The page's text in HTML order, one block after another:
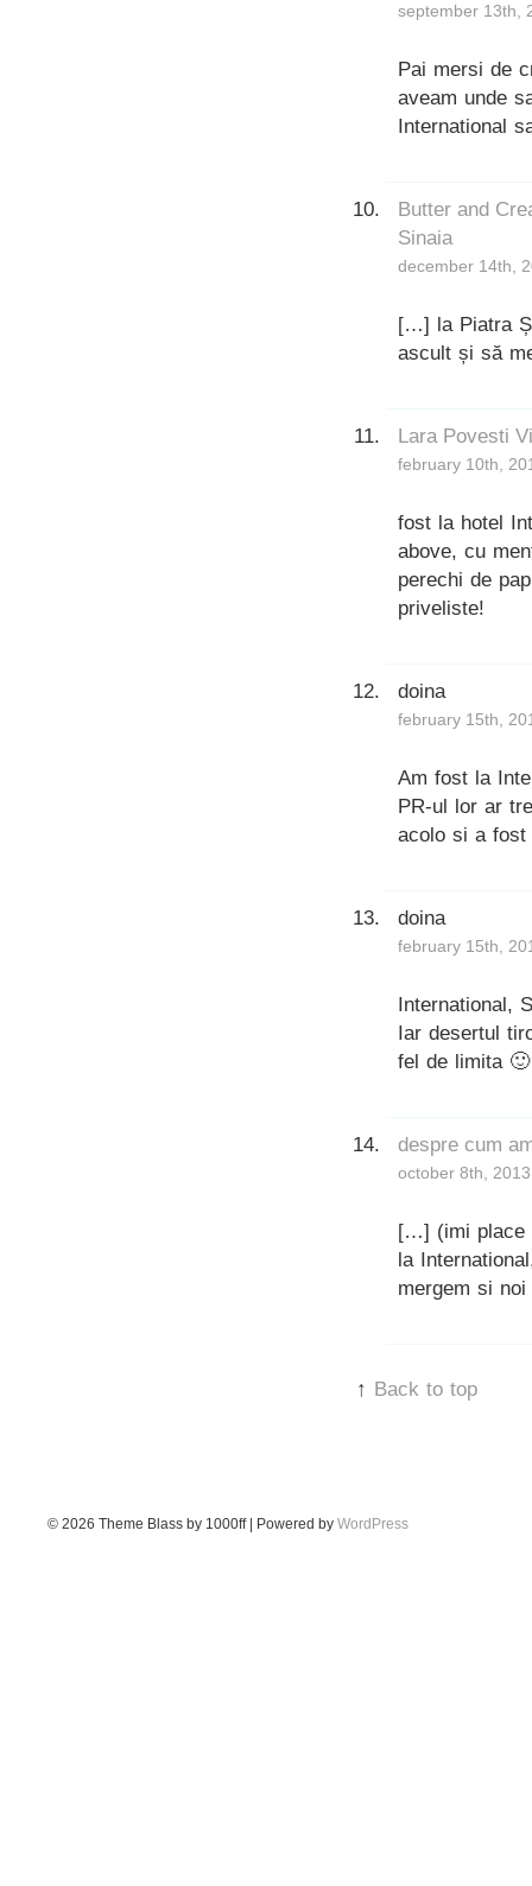
september 13th,
Pai mersi de
aveam unde
International
Butter and
Sinaia
december 14th,
[…] la Piatra
ascult și să
Lara Povesti
february 10th,
fost la hotel
above, cu
perechi de
priveliste!
doina
february 15th,
Am fost la
PR-ul lor ar
acolo si a fost
doina
february 15th,
International,
Iar desertul
fel de limita 🙂
despre cum
october 8th,
[…] (imi place
la
mergem si
↑ Back to top
© 2026 Theme Blass by 1000ff | Powered by WordPress